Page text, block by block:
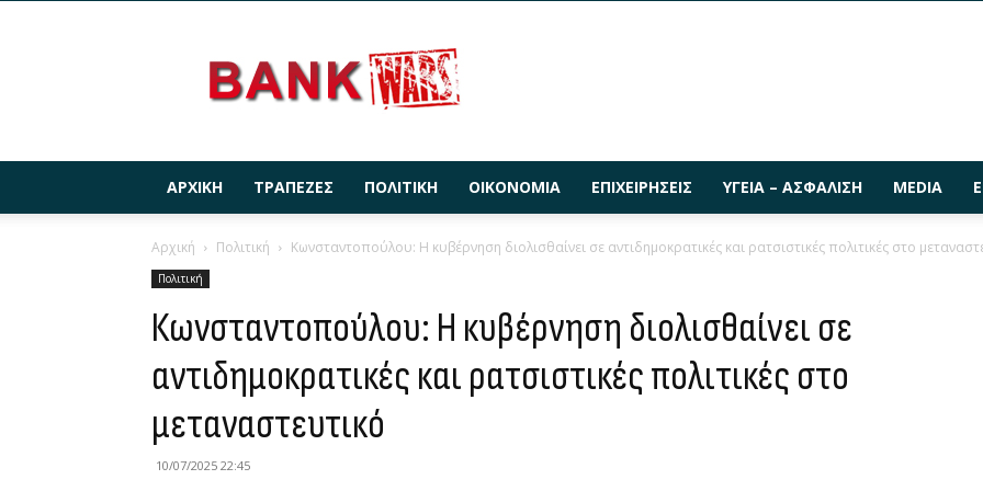
ΑΡΧΙΚΉ ΤΡΆΠΕΖΕΣ ΠΟΛΙΤΙΚΉ ΟΙΚΟΝΟΜΊΑ ΕΠΙΧΕΙΡΉΣΕΙΣ ΥΓΕΊΑ – ΑΣΦΆΛΙΣΗ MEDIA
Αρχική Πολιτική Κωνσταντοπούλου: Η κυβέρνηση διολισθαίνει σε αντιδημοκρατικές και ρατσιστικές πολιτικές στο
Πολιτική
Κωνσταντοπούλου: Η κυβέρνηση διολισθαίνει σε
αντιδημοκρατικές και ρατσιστικές πολιτικές στο
μεταναστευτικό
10/07/2025 22:45